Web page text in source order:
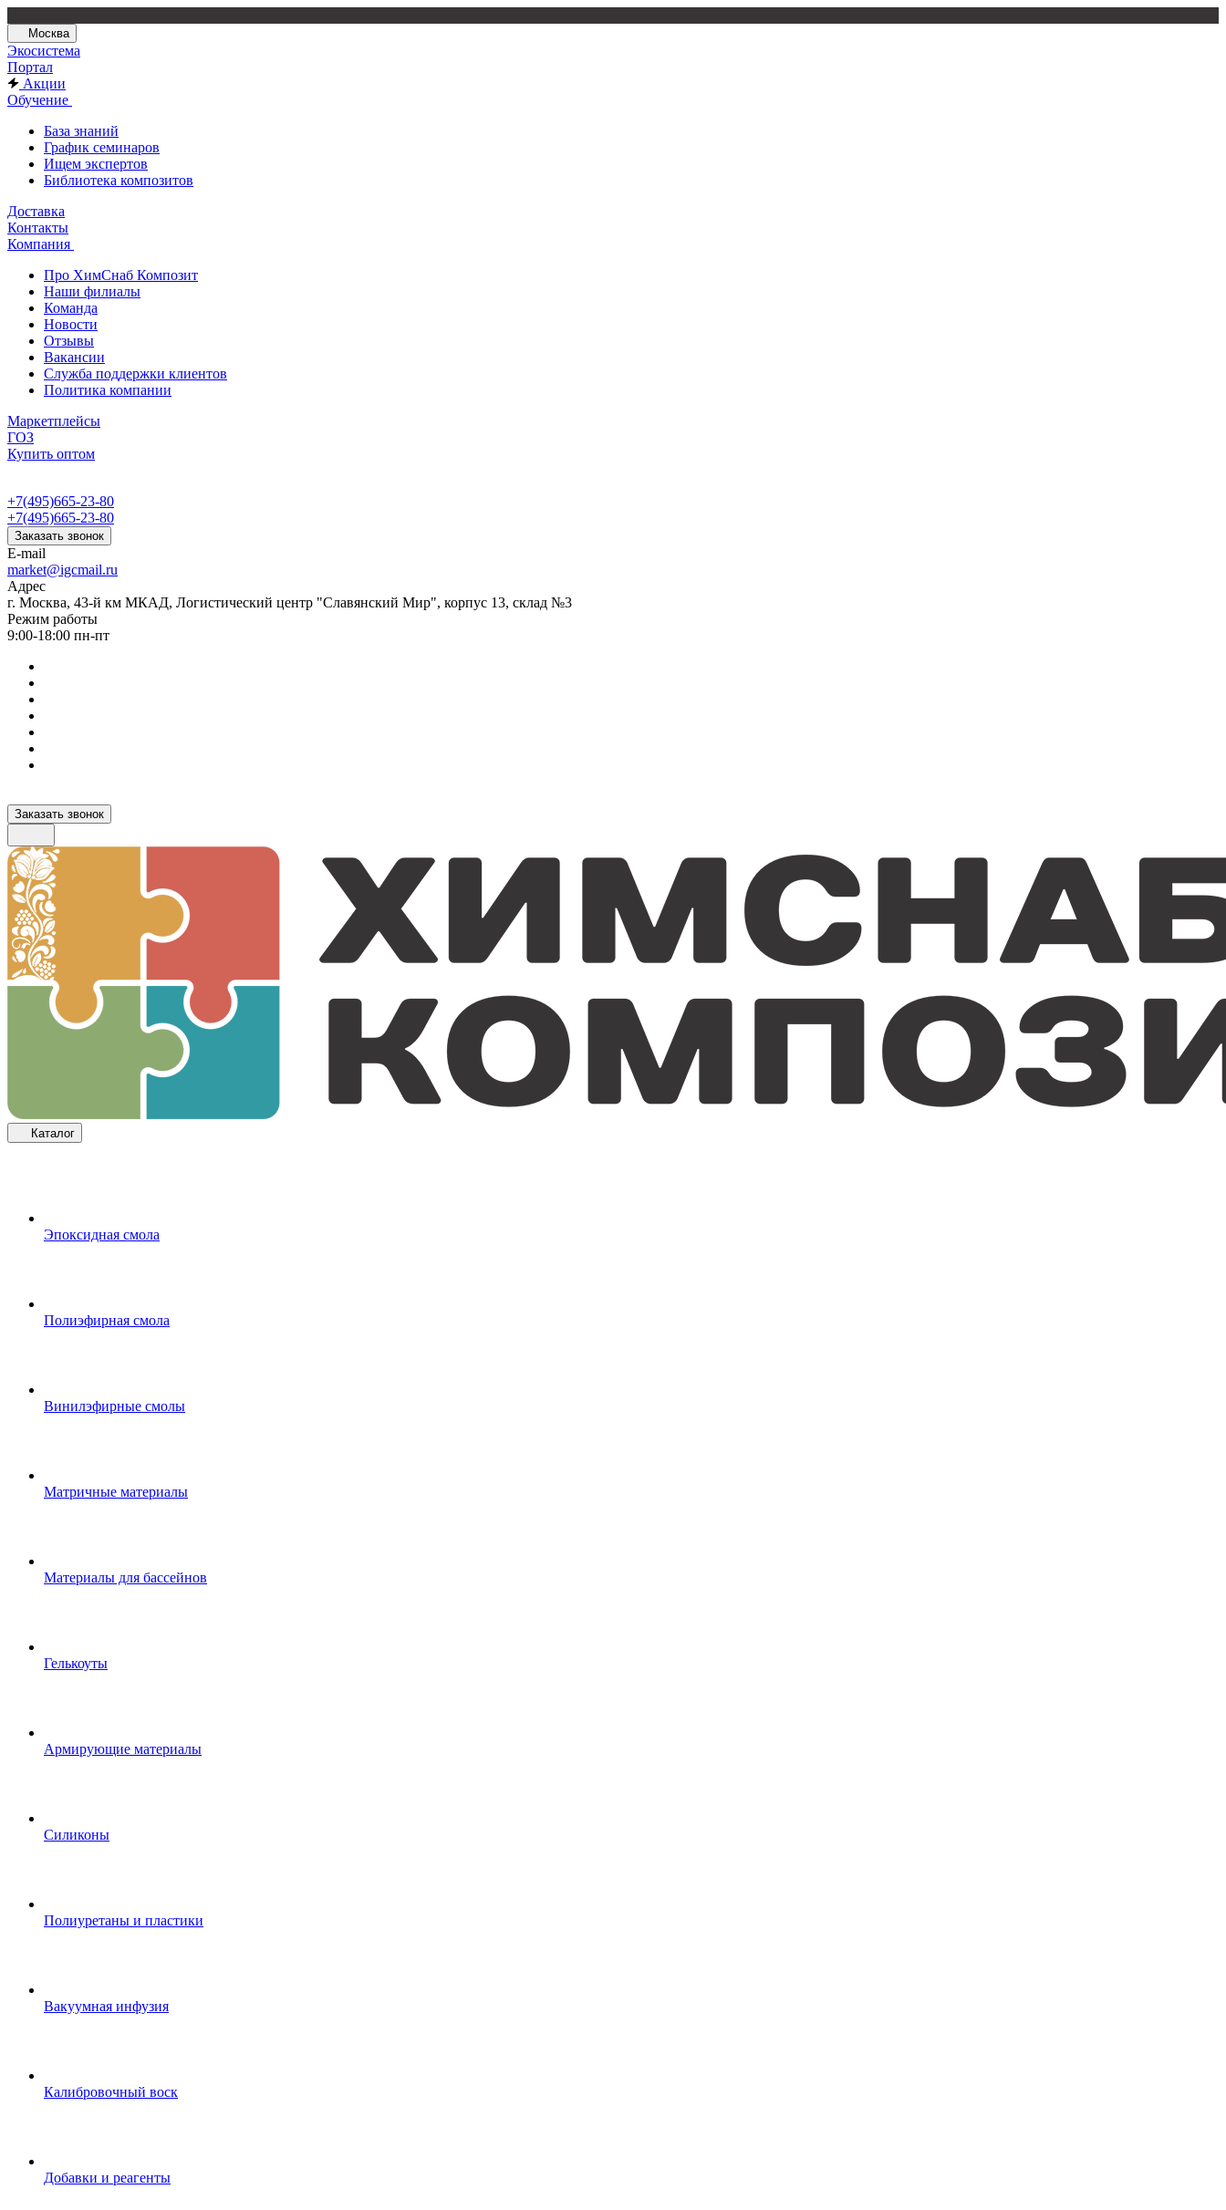
Москва
Экосистема
Портал
Акции
Обучение
База знаний
График семинаров
Ищем экспертов
Библиотека композитов
Доставка
Контакты
Компания
Про ХимСнаб Композит
Наши филиалы
Команда
Новости
Отзывы
Вакансии
Служба поддержки клиентов
Политика компании
Маркетплейсы
ГОЗ
Купить оптом
+7(495)665-23-80
+7(495)665-23-80
Заказать звонок
E-mail
market@igcmail.ru
Адрес
г. Москва, 43-й км МКАД, Логистический центр "Славянский Мир", корпус 13, склад №3
Режим работы
9:00-18:00 пн-пт
Заказать звонок
Каталог
Эпоксидная смола
Полиэфирная смола
Винилэфирные смолы
Матричные материалы
Материалы для бассейнов
Гелькоуты
Армирующие материалы
Силиконы
Полиуретаны и пластики
Вакуумная инфузия
Калибровочный воск
Добавки и реагенты